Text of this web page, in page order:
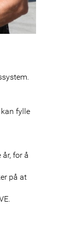
fylle
for å
på at